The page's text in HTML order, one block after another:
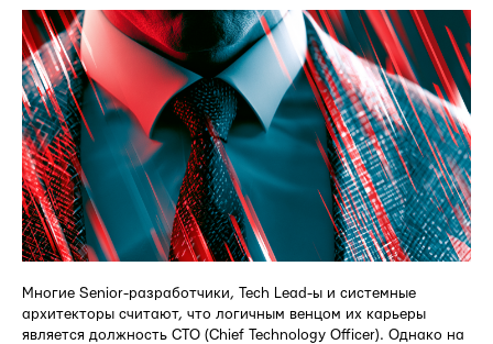
Многие Senior-разработчики, Tech Lead-ы и системные
архитекторы считают, что логичным венцом их карьеры
является должность CTO (Chief Technology Officer). Однако на